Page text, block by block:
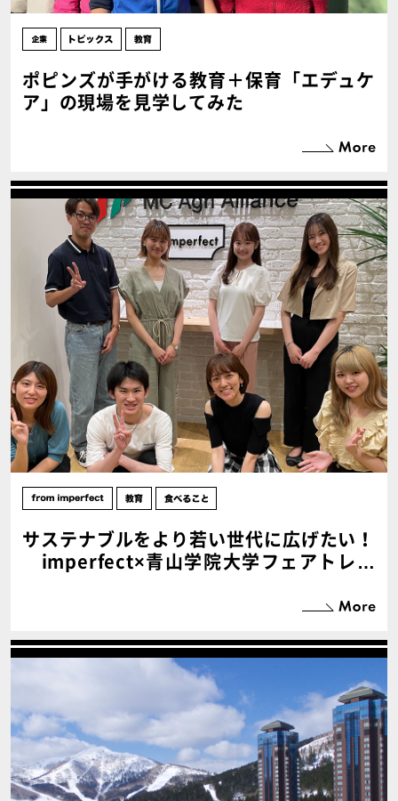
ポピンズが手がける教育＋保育「エデュケ
ア」の現場を見学してみた
サステナブルをより若い世代に広げたい！
imperfect×青山学院大学フェアトレー